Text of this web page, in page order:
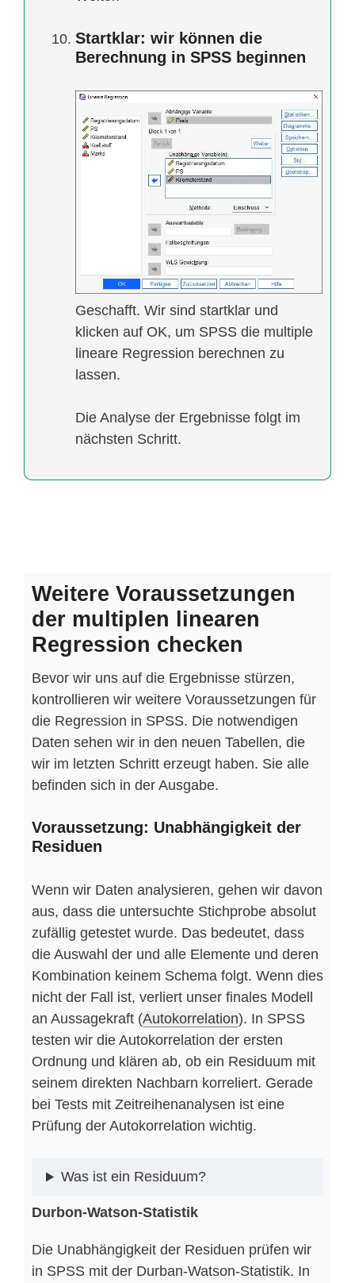
Startklar: wir können die
Berechnung in SPSS beginnen
Geschafft. Wir sind startklar und
klicken auf OK, um SPSS die multiple
lineare Regression berechnen zu
lassen.
Die Analyse der Ergebnisse folgt im
nächsten Schritt.
Weitere Voraussetzungen
der multiplen linearen
Regression checken
Bevor wir uns auf die Ergebnisse stürzen,
kontrollieren wir weitere Voraussetzungen für
die Regression in SPSS. Die notwendigen
Daten sehen wir in den neuen Tabellen, die
wir im letzten Schritt erzeugt haben. Sie alle
befinden sich in der Ausgabe.
Voraussetzung: Unabhängigkeit der
Residuen
Wenn wir Daten analysieren, gehen wir davon
aus, dass die untersuchte Stichprobe absolut
zufällig getestet wurde. Das bedeutet, dass
die Auswahl der und alle Elemente und deren
Kombination keinem Schema folgt. Wenn dies
nicht der Fall ist, verliert unser finales Modell
an Aussagekraft (Autokorrelation). In SPSS
testen wir die Autokorrelation der ersten
Ordnung und klären ab, ob ein Residuum mit
seinem direkten Nachbarn korreliert. Gerade
bei Tests mit Zeitreihenanalysen ist eine
Prüfung der Autokorrelation wichtig.
Was ist ein Residuum?
Durbon-Watson-Statistik
Die Unabhängigkeit der Residuen prüfen wir
in SPSS mit der Durban-Watson-Statistik. In